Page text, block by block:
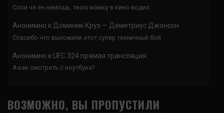
Соси чл.ен немощь, твою мамку в кино водил
Анонимно к Доминик Круз — Деметриус Джонсон
Спасибо что выложили этот супер техничный бой
Анонимно к UFC 324 прямая трансляция
А как смотреть с ноутбука?
ВОЗМОЖНО, ВЫ ПРОПУСТИЛИ